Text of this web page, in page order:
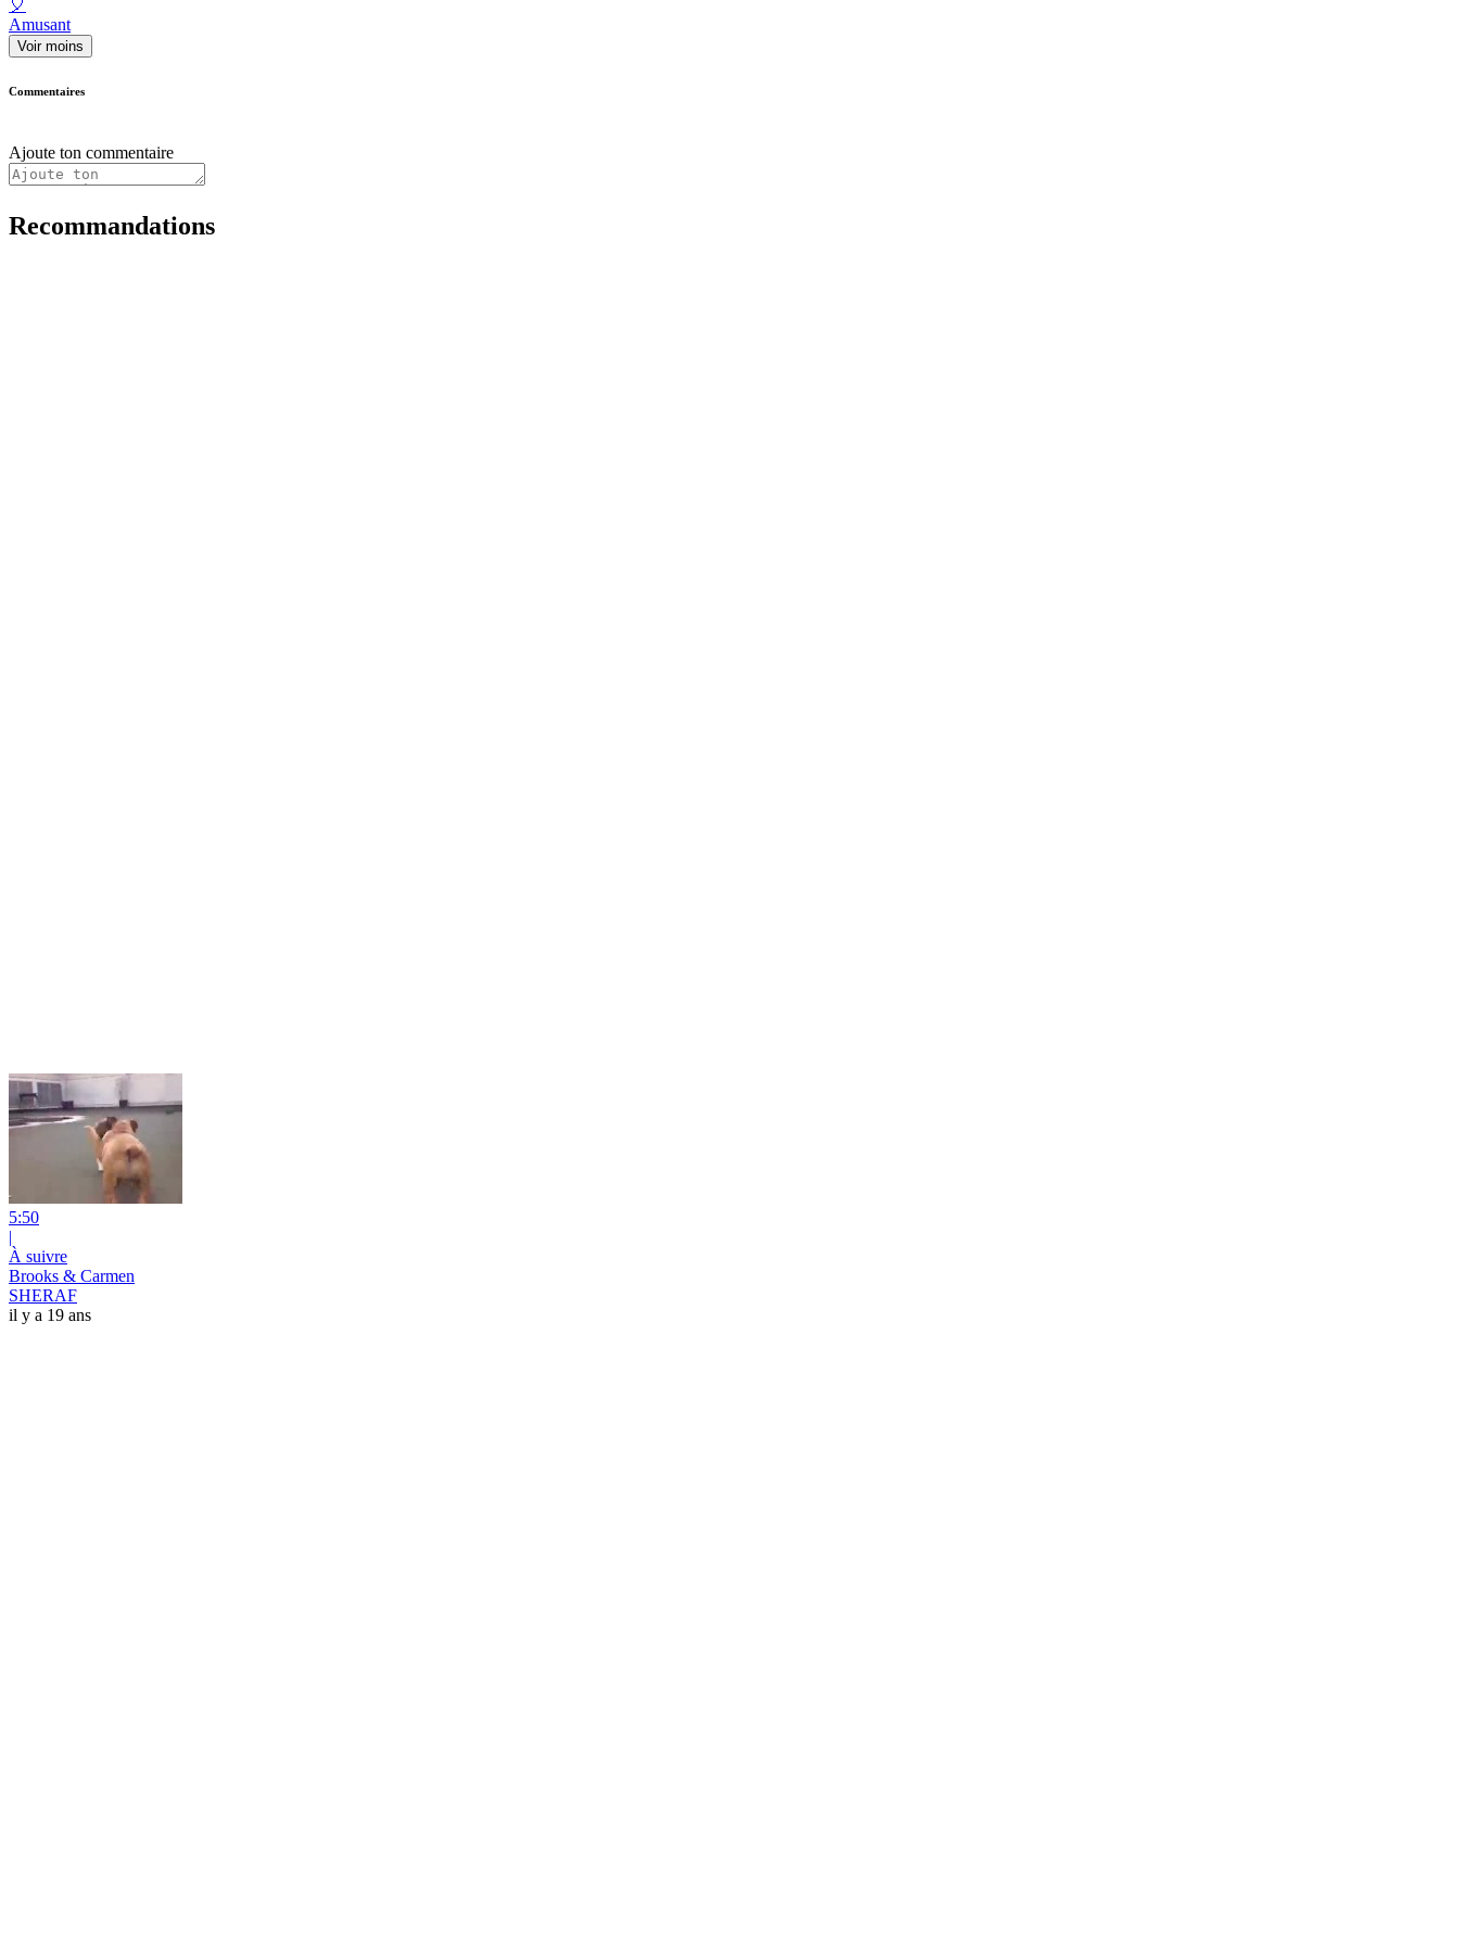
🎈
Amusant
Voir moins
Commentaires
Ajoute ton commentaire
Recommandations
5:50
|
À suivre
Brooks & Carmen
SHERAF
il y a 19 ans